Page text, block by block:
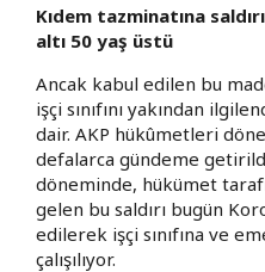
Kıdem tazminatına
altı 50 yaş üstü
Ancak kabul edilen bu
işçi sınıfını yakından
dair. AKP hükûmetleri
defalarca gündeme
döneminde, hükümet
gelen bu saldırı bugün
edilerek işçi sınıfına ve
çalışılıyor.